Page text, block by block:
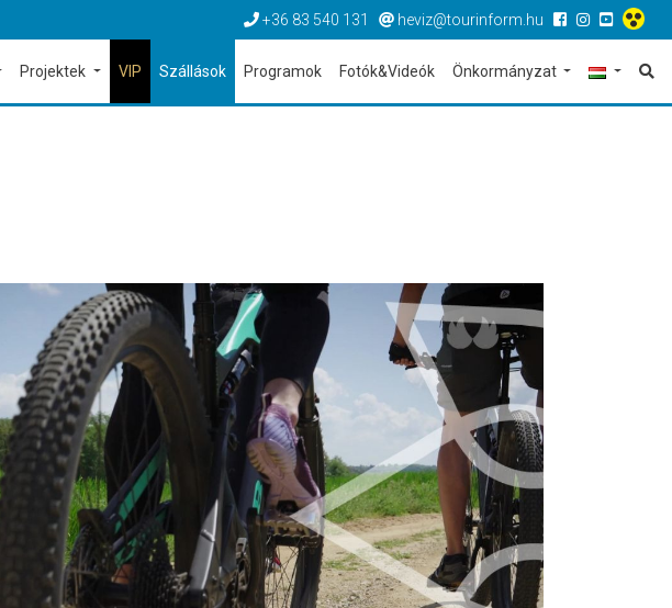
+36 83 540 131 heviz@tourinform.hu
Projektek VIP Szállások Programok Fotók&Videók Önkormányzat